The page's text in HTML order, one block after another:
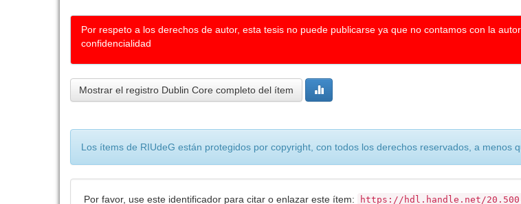
Por respeto a los derechos de autor, esta tesis no puede publicarse ya que no contamos con la
confidencialidad
Mostrar el registro Dublin Core completo del ítem
Los ítems de RIUdeG están protegidos por copyright, con todos los derechos reservados, a menos
Por favor, use este identificador para citar o enlazar este ítem: https://hdl.handle.net/